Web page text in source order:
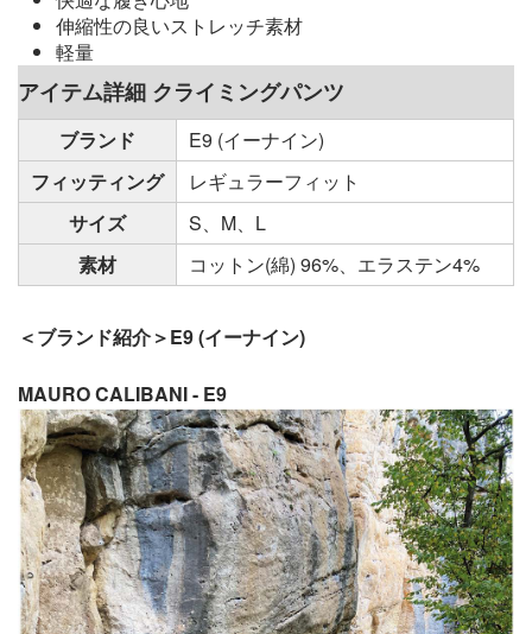
伸縮性の良いストレッチ素材
軽量
アイテム詳細 クライミングパンツ
ブランド
E9 (イーナイン)
フィッティング
レギュラーフィット
サイズ
S、M、L
素材
コットン(綿) 96%、エラステン4%
＜ブランド紹介＞E9 (イーナイン)
MAURO CALIBANI - E9